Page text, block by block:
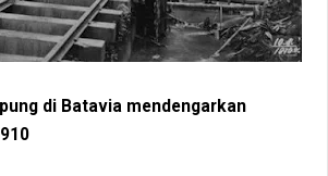
di Batavia mendengarkan